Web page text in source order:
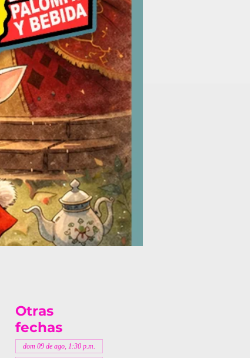
Otras
fechas
dom 09 de ago, 1:30 p.m.